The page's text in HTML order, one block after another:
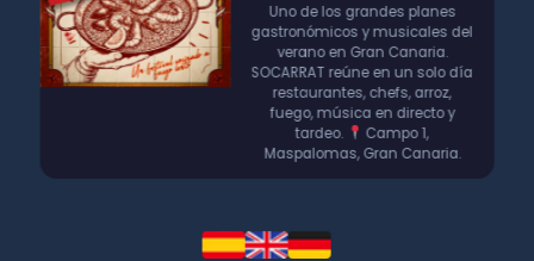
Uno de los grandes planes
gastronómicos y musicales del
verano en Gran Canaria.
SOCARRAT reúne en un solo día
restaurantes, chefs, arroz,
fuego, música en directo y
tardeo.
Campo 1,
Maspalomas, Gran Canaria.